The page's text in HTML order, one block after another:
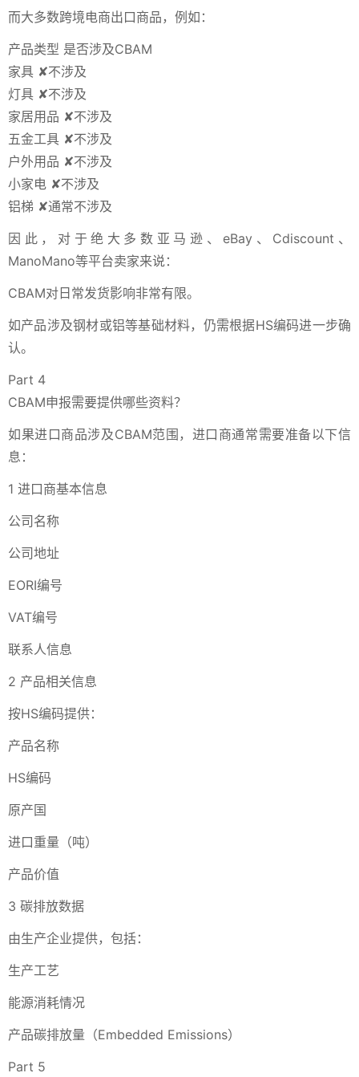
而大多数跨境电商出口商品，例如：
产品类型 是否涉及CBAM
家具 ✘不涉及
灯具 ✘不涉及
家居用品 ✘不涉及
五金工具 ✘不涉及
户外用品 ✘不涉及
小家电 ✘不涉及
铝梯 ✘通常不涉及
因此，对于绝大多数亚马逊、eBay、Cdiscount、
ManoMano等平台卖家来说：
CBAM对日常发货影响非常有限。
如产品涉及钢材或铝等基础材料，仍需根据HS编码进一步确
认。
Part 4
CBAM申报需要提供哪些资料？
如果进口商品涉及CBAM范围，进口商通常需要准备以下信
息：
1 进口商基本信息
公司名称
公司地址
EORI编号
VAT编号
联系人信息
2 产品相关信息
按HS编码提供：
产品名称
HS编码
原产国
进口重量（吨）
产品价值
3 碳排放数据
由生产企业提供，包括：
生产工艺
能源消耗情况
产品碳排放量（Embedded Emissions）
Part 5